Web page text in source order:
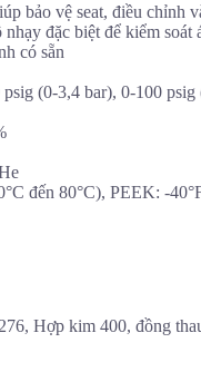
bảo vệ seat, điều chỉnh
đặc biệt để kiểm soát
có sẵn
(0-3,4 bar), 0-100
đến 80°C), PEEK: -
Hợp kim 400, đồng